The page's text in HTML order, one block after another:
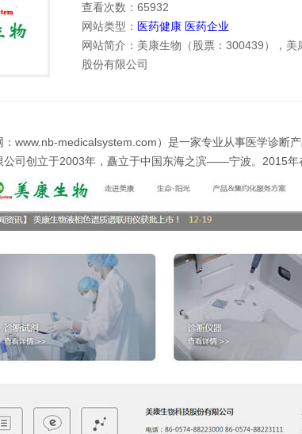
查看次数：65932
网站类型： 医药健康 医药企业
网站简介：美康生物（股票：300439），美
股份有限公司
：www.nb-medicalsystem.com）是一家专业从事医学诊断
公司创立于2003年，矗立于中国东海之滨——宁波。2015